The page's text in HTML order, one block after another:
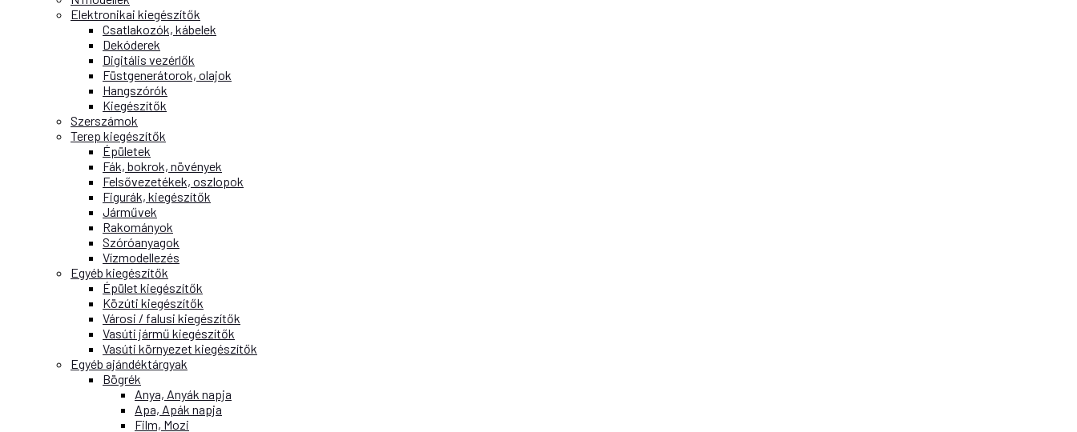
Elektronikai kiegészítők
Csatlakozók, kábelek
Dekóderek
Digitális vezérlők
Füstgenerátorok, olajok
Hangszórók
Kiegészítők
Szerszámok
Terep kiegészítők
Épületek
Fák, bokrok, növények
Felsővezetékek, oszlopok
Figurák, kiegészítők
Járművek
Rakományok
Szóróanyagok
Vízmodellezés
Egyéb kiegészítők
Épület kiegészítők
Közúti kiegészítők
Városi / falusi kiegészítők
Vasúti jármű kiegészítők
Vasúti környezet kiegészítők
Egyéb ajándéktárgyak
Bögrék
Anya, Anyák napja
Apa, Apák napja
Film, Mozi